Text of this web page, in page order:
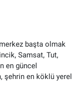
başta olmak
Samsat, Tut,
en güncel
şehrin en köklü yerel